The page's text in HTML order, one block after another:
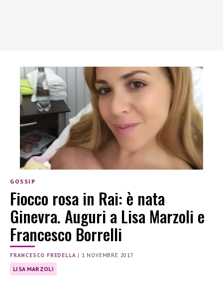
GOSSIP
Fiocco rosa in Rai: è nata
Ginevra. Auguri a Lisa Marzoli e
Francesco Borrelli
FRANCESCO FREDELLA | 1 NOVEMBRE 2017
LISA MARZOLI